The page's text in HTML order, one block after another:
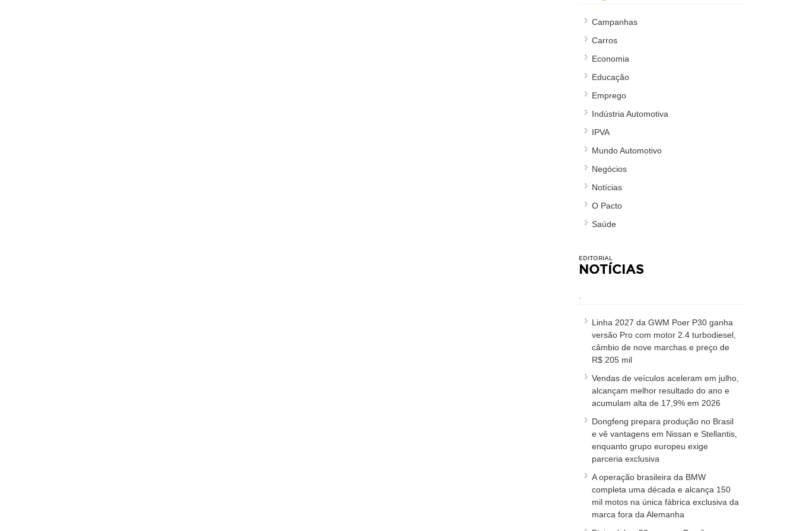
Campanhas
Carros
Economia
Educação
Emprego
Indústria Automotiva
IPVA
Mundo Automotivo
Negócios
Notícias
O Pacto
Saúde
EDITORIAL
NOTÍCIAS
.
Linha 2027 da GWM Poer P30 ganha
versão Pro com motor 2.4 turbodiesel,
câmbio de nove marchas e preço de
R$ 205 mil
Vendas de veículos aceleram em julho,
alcançam melhor resultado do ano e
acumulam alta de 17,9% em 2026
Dongfeng prepara produção no Brasil
e vê vantagens em Nissan e Stellantis,
enquanto grupo europeu exige
parceria exclusiva
A operação brasileira da BMW
completa uma década e alcança 150
mil motos na única fábrica exclusiva da
marca fora da Alemanha